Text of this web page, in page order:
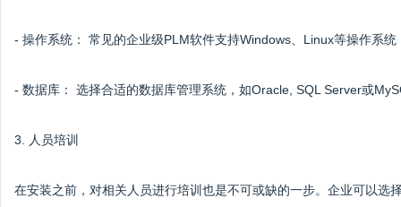
- 操作系统： 常见的企业级PLM软件支持Windows、Linux等操作系
- 数据库： 选择合适的数据库管理系统，如Oracle, SQL Server或
3. 人员培训
在安装之前，对相关人员进行培训也是不可或缺的一步。企业可以选